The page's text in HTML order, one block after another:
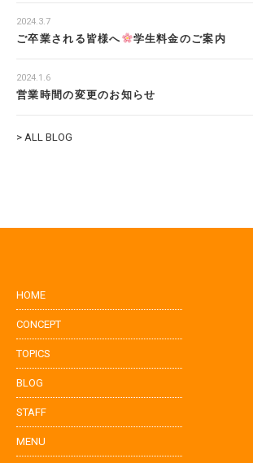
2024.3.7
ご卒業される皆様へ 学生料金のご案内
2024.1.6
営業時間の変更のお知らせ
> ALL BLOG
HOME
CONCEPT
TOPICS
BLOG
STAFF
MENU